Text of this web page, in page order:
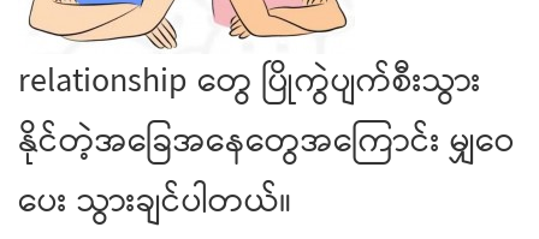
relationship တွေ ပြိုကွဲပျက်စီးသွား
နိုင်တဲ့အခြေအနေတွေအကြောင်း မျှဝေ
ပေး သွားချင်ပါတယ်။